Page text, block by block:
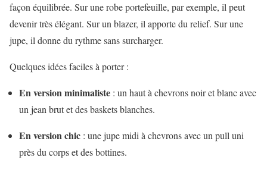
façon équilibrée. Sur une robe portefeuille, par exemple, il peut
devenir très élégant. Sur un blazer, il apporte du relief. Sur une
jupe, il donne du rythme sans surcharger.
Quelques idées faciles à porter :
En version minimaliste : un haut à chevrons noir et blanc avec
un jean brut et des baskets blanches.
En version chic : une jupe midi à chevrons avec un pull uni
près du corps et des bottines.